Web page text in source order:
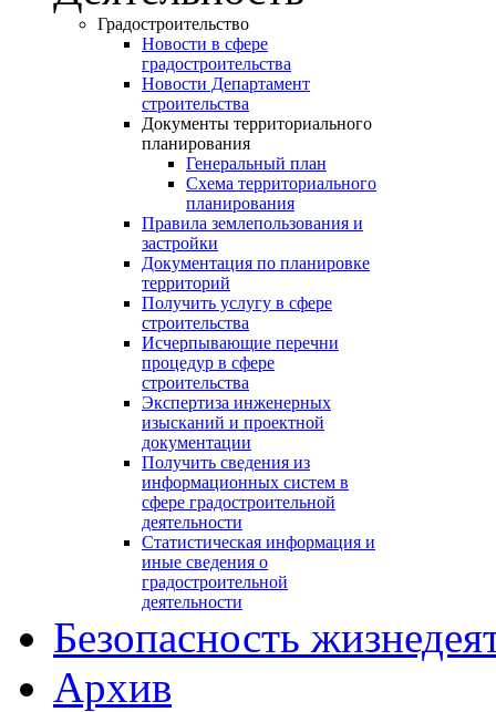
Градостроительство
Новости в сфере
градостроительства
Новости Департамент
строительства
Документы территориального
планирования
Генеральный план
Схема территориального
планирования
Правила землепользования и
застройки
Документация по планировке
территорий
Получить услугу в сфере
строительства
Исчерпывающие перечни
процедур в сфере
строительства
Экспертиза инженерных
изысканий и проектной
документации
Получить сведения из
информационных систем в
сфере градостроительной
деятельности
Статистическая информация и
иные сведения о
градостроительной
деятельности
Безопасность
Архив